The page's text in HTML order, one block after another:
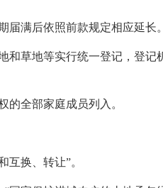
届满后依照前款规定相应延长
和草地等实行统一登记，登记
的全部家庭成员列入。
换、转让”。